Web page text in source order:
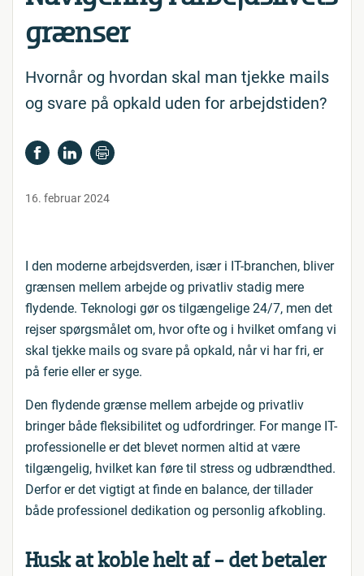
grænser
Hvornår og hvordan skal man tjekke mails
og svare på opkald uden for arbejdstiden?
16. februar 2024
I den moderne arbejdsverden, især i IT-branchen, bliver
grænsen mellem arbejde og privatliv stadig mere
flydende. Teknologi gør os tilgængelige 24/7, men det
rejser spørgsmålet om, hvor ofte og i hvilket omfang vi
skal tjekke mails og svare på opkald, når vi har fri, er
på ferie eller er syge.
Den flydende grænse mellem arbejde og privatliv
bringer både fleksibilitet og udfordringer. For mange IT-
professionelle er det blevet normen altid at være
tilgængelig, hvilket kan føre til stress og udbrændthed.
Derfor er det vigtigt at finde en balance, der tillader
både professionel dedikation og personlig afkobling.
Husk at koble helt af - det betaler